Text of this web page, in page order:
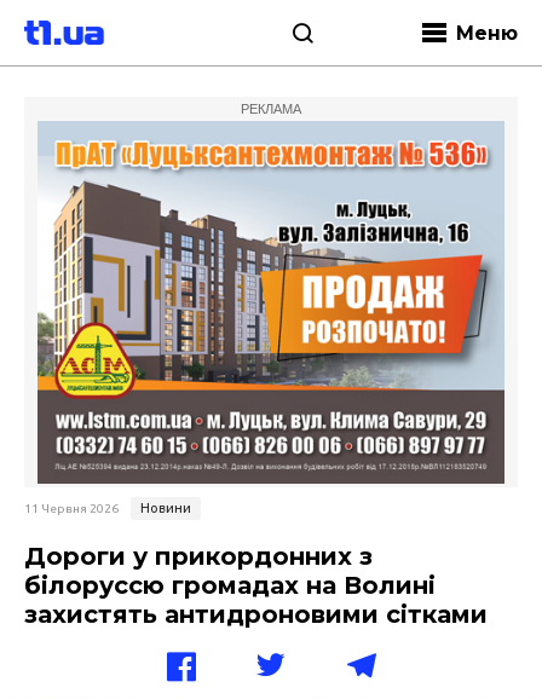
Меню
РЕКЛАМА
11 Червня 2026 Новини
Дороги у прикордонних з
білоруссю громадах на Волині
захистять антидроновими сітками